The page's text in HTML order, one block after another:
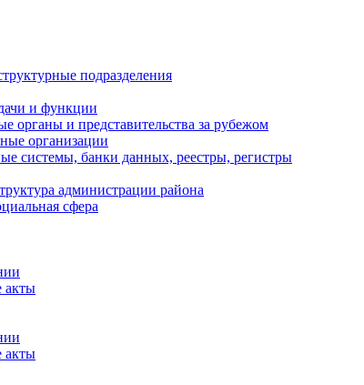
подразделения
и функции
органы и представительства за рубежом
организации
системы, банки данных, реестры, регистры
администрации района
сфера
акты
акты